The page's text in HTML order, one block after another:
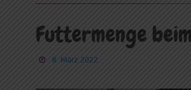
Futtermenge
8. März 2022